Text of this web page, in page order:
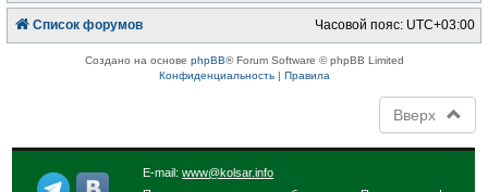
Список форумов Часовой пояс: UTC+03:00
Создано на основе phpBB® Forum Software © phpBB Limited
Конфиденциальность| Правила
Вверх
E-mail:www@kolsar.info